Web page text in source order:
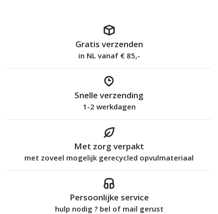
Gratis verzenden
in NL vanaf € 85,-
Snelle verzending
1-2 werkdagen
Met zorg verpakt
met zoveel mogelijk gerecycled opvulmateriaal
Persoonlijke service
hulp nodig ? bel of mail gerust